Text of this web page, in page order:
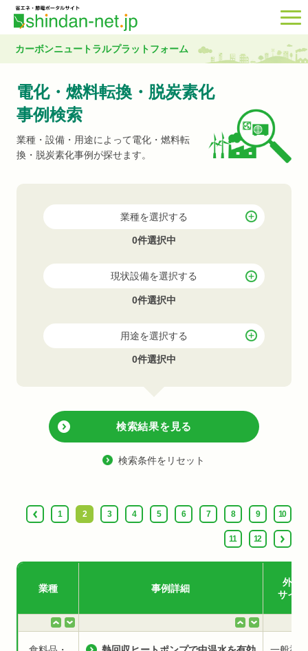
カーボンニュートラルプラットフォーム
電化・燃料転換・脱炭素化
事例検索
業種・設備・用途によって電化・燃料転
換・脱炭素化事例が探せます。
業種を選択する
0件選択中
現状設備を選択する
0件選択中
用途を選択する
0件選択中
検索結果を見る
検索条件をリセット
1 2 3 4 5 6 7 8 9 10
11 12
業種 事例詳細
外部
サイト